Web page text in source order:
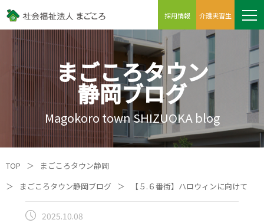
採用情報 介護実習生
まごころタウン
静岡ブログ
Magokoro town SHIZUOKA blog
TOP ＞
まごころタウン静岡
＞
まごころタウン静岡ブログ ＞ 【５.６番街】ハロウィンに向けて
2025.10.08